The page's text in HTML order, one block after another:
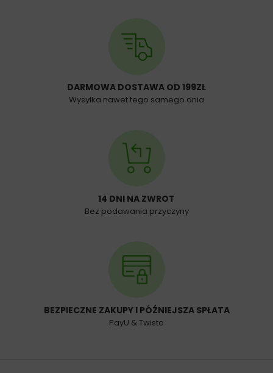
DARMOWA DOSTAWA OD 199ZŁ
Wysyłka nawet tego samego dnia
14 DNI NA ZWROT
Bez podawania przyczyny
BEZPIECZNE ZAKUPY I PÓŹNIEJSZA SPŁATA
PayU & Twisto